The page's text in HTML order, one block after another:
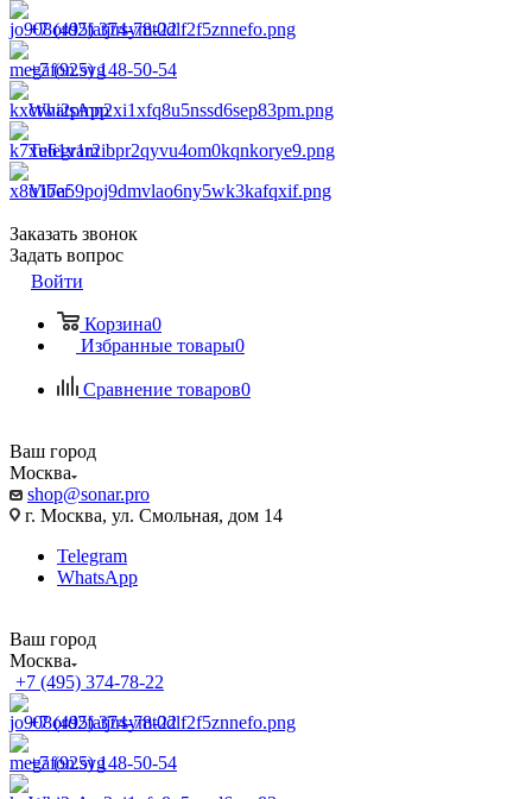
+7 (495) 374-78-22
+7 (925) 148-50-54
WhatsApp
Telegram
Viber
Заказать звонок
Задать вопрос
Войти
Корзина0
Избранные товары0
Сравнение товаров0
Ваш город
Москва
shop@sonar.pro
г. Москва, ул. Смольная, дом 14
Telegram
WhatsApp
Ваш город
Москва
+7 (495) 374-78-22
+7 (495) 374-78-22
+7 (925) 148-50-54